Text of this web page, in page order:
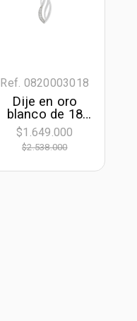
Ref. 0820003018
Dije en oro
blanco de 18
Kilates, Franjas,
con diamantes
de 0.05 Ct
$1.649.000
$2.538.000